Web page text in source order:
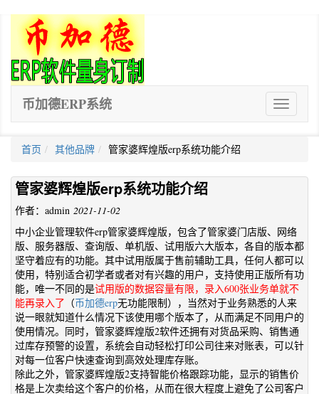
ERP
软
币加德ERP系统
首页 其他品牌 管家婆辉煌版erp系统功能介绍
管家婆辉煌版erp系统功能介绍
作者：admin 2021-11-02
中小企业管理软件erp管家婆辉煌版，包含了管家婆门店版、网络
版、服务器版、查询版、单机版、试用版六大版本，各自的版本都
坚守着应有的功能。其中试用版属于售前辅助工具，任何人都可以
使用，特别适合初学者或者对有兴趣的用户，支持使用正版所有功
能，唯一不同的是试用版的数据容量有限，录入600张业务单就不
能再录入了 （币加德erp无功能限制），当然对于业务熟悉的人来
说一眼就知道什么情况下该使用哪个版本了，从而满足不同用户的
使用情况。同时，管家婆辉煌版2软件还拥有对货品采购、销售通
过库存预警的设置，系统会自动轻松打印公司往来对账表，可以针
对每一位客户快速查询到高效处理库存账。
除此之外，管家婆辉煌版2支持智能价格跟踪功能，显示的销售价
格是上次卖给这个客户的价格，从而在很大程度上避免了公司客户